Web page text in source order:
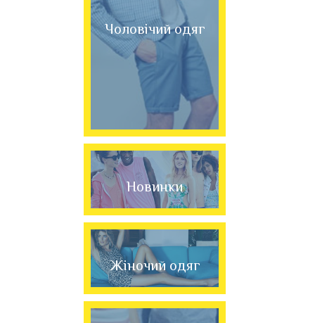
Чоловічий одяг
Новинки
Жіночий одяг